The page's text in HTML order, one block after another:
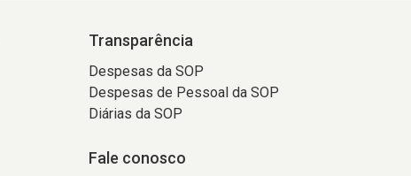
Transparência
Despesas da SOP
Despesas de Pessoal da SOP
Diárias da SOP
Fale conosco